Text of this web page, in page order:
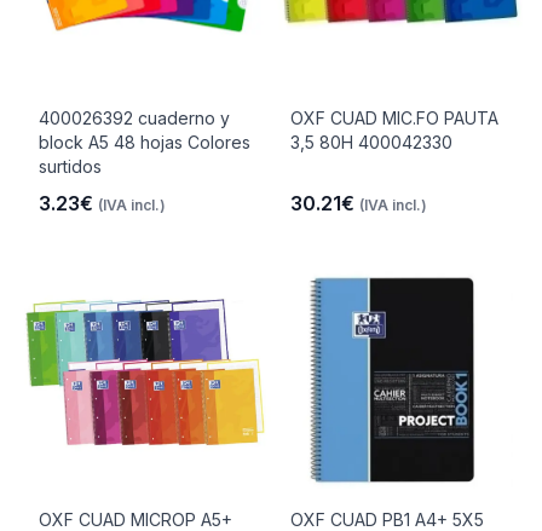
400026392 cuaderno y
block A5 48 hojas Colores
surtidos
3.23€ (IVA incl.)
OXF CUAD MIC.FO PAUTA
3,5 80H 400042330
30.21€ (IVA incl.)
OXF CUAD MICROP A5+
OXF CUAD PB1 A4+ 5X5